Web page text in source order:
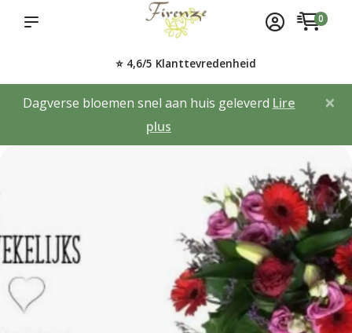
0
⭐ 4,6/5 Klanttevredenheid
Dagverse bloemen snel aan huis geleverd Lire
plus
×